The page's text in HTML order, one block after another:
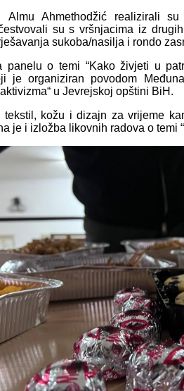
Ahmethodžić realizirali
su s vršnjacima iz
sukoba/nasilja i rondo
o temi “Kako živjeti u
je organiziran povodom
u Jevrejskoj opštini BiH.
kožu i dizajn za vrijeme
je i izložba likovnih radova o temi